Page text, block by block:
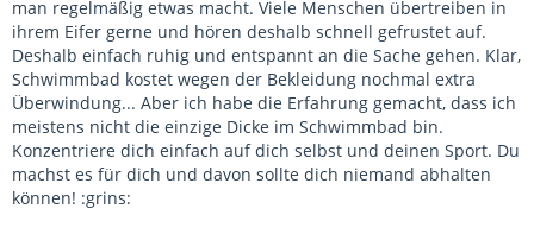
man regelmäßig etwas macht. Viele Menschen übertreiben in
ihrem Eifer gerne und hören deshalb schnell gefrustet auf.
Deshalb einfach ruhig und entspannt an die Sache gehen. Klar,
Schwimmbad kostet wegen der Bekleidung nochmal extra
Überwindung... Aber ich habe die Erfahrung gemacht, dass ich
meistens nicht die einzige Dicke im Schwimmbad bin.
Konzentriere dich einfach auf dich selbst und deinen Sport. Du
machst es für dich und davon sollte dich niemand abhalten
können! :grins: